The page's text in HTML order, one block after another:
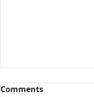
Comments